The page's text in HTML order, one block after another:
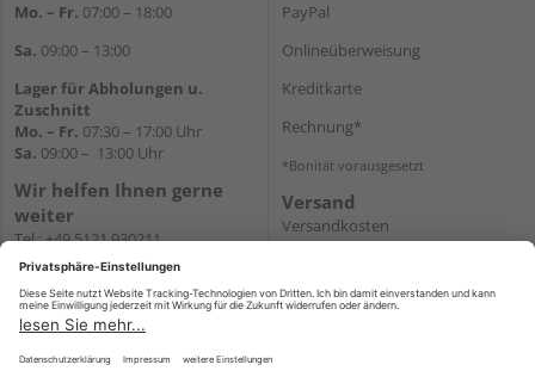
Mo. – Fr. 07:00 – 18:00
Sa. 09:00 – 13:00
Lager für Abholungen u.
Zuschnitt
Mo. – Fr. 07:30 – 17:00 Uhr
Sa. 09:00 – 13:00 Uhr
Wir helfen Ihnen gerne
weiter
Tel.:+49 5121 930211
E-Mail:holzlandshop@holzland-
Newsletter
PayPal
Onlineüberweisung
Kreditkarte
Rechnung*
*Bonität vorausgesetzt
Versand
Versandkosten